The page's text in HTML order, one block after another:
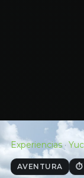
Experiencias ·
AVENTURA ⏱